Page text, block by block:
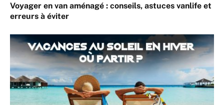
Voyager en van aménagé : conseils, astuces vanlife et
erreurs à éviter